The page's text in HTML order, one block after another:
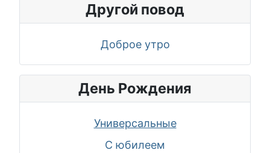
Другой повод
Доброе утро
День Рождения
Универсальные
С юбилеем